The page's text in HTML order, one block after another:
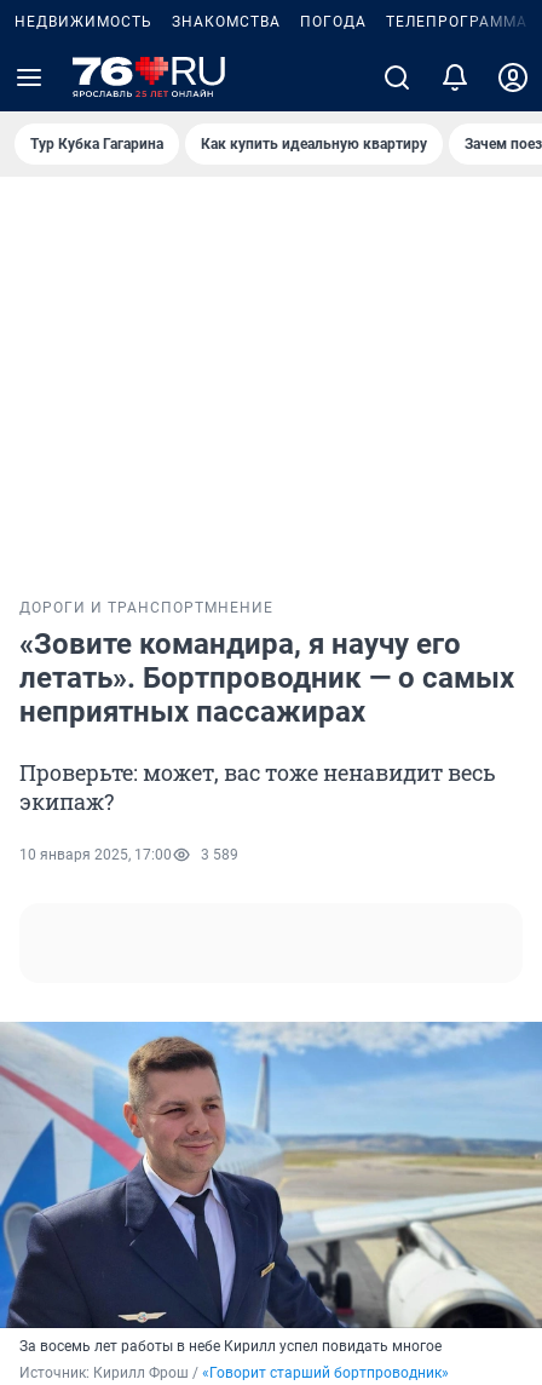
НЕДВИЖИМОСТЬ ЗНАКОМСТВА ПОГОДА ТЕЛЕПРОГРАММА
Тур Кубка Гагарина Как купить идеальную квартиру Зачем
ДОРОГИ И ТРАНСПОРТ МНЕНИЕ
«Зовите командира, я научу его
летать». Бортпроводник — о самых
неприятных пассажирах
Проверьте: может, вас тоже ненавидит весь
экипаж?
10 января 2025, 17:00 3 589
За восемь лет работы в небе Кирилл успел повидать многое
Источник: Кирилл Фрош / «Говорит старший бортпроводник»